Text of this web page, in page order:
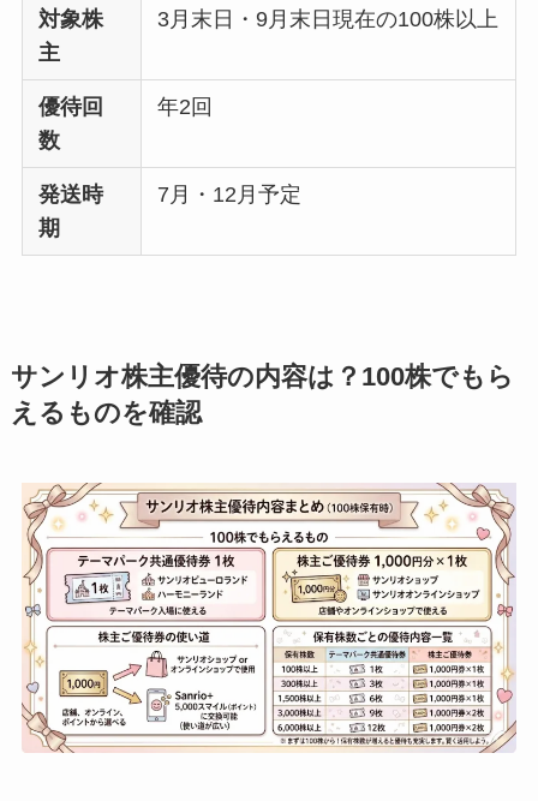
対象株
主
3月末日・9月末日現在の100株以上
優待回
数
年2回
発送時
期
7月・12月予定
サンリオ株主優待の内容は？100株でもら
えるものを確認